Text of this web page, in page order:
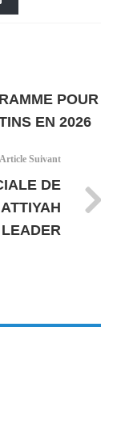
POUR
EN 2026
Article Suivant
DE